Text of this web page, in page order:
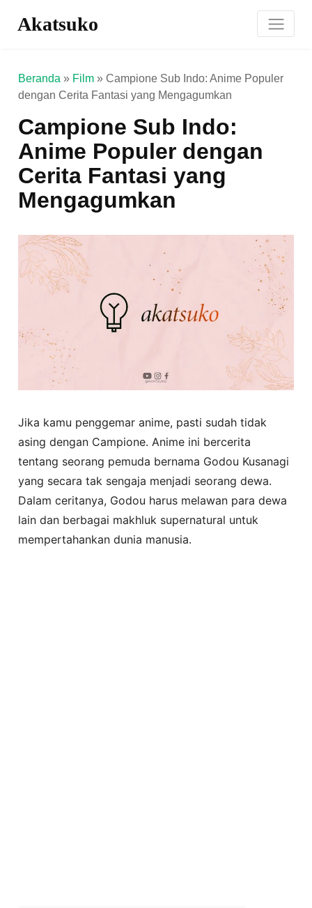
Akatsuko
Beranda » Film »Campione Sub Indo: Anime Populer
dengan Cerita Fantasi yang Mengagumkan
Campione Sub Indo:
Anime Populer dengan
Cerita Fantasi yang
Mengagumkan
Jika kamu penggemar anime, pasti sudah tidak
asing dengan Campione. Anime ini bercerita
tentang seorang pemuda bernama Godou Kusanagi
yang secara tak sengaja menjadi seorang dewa.
Dalam ceritanya, Godou harus melawan para dewa
lain dan berbagai makhluk supernatural untuk
mempertahankan dunia manusia.